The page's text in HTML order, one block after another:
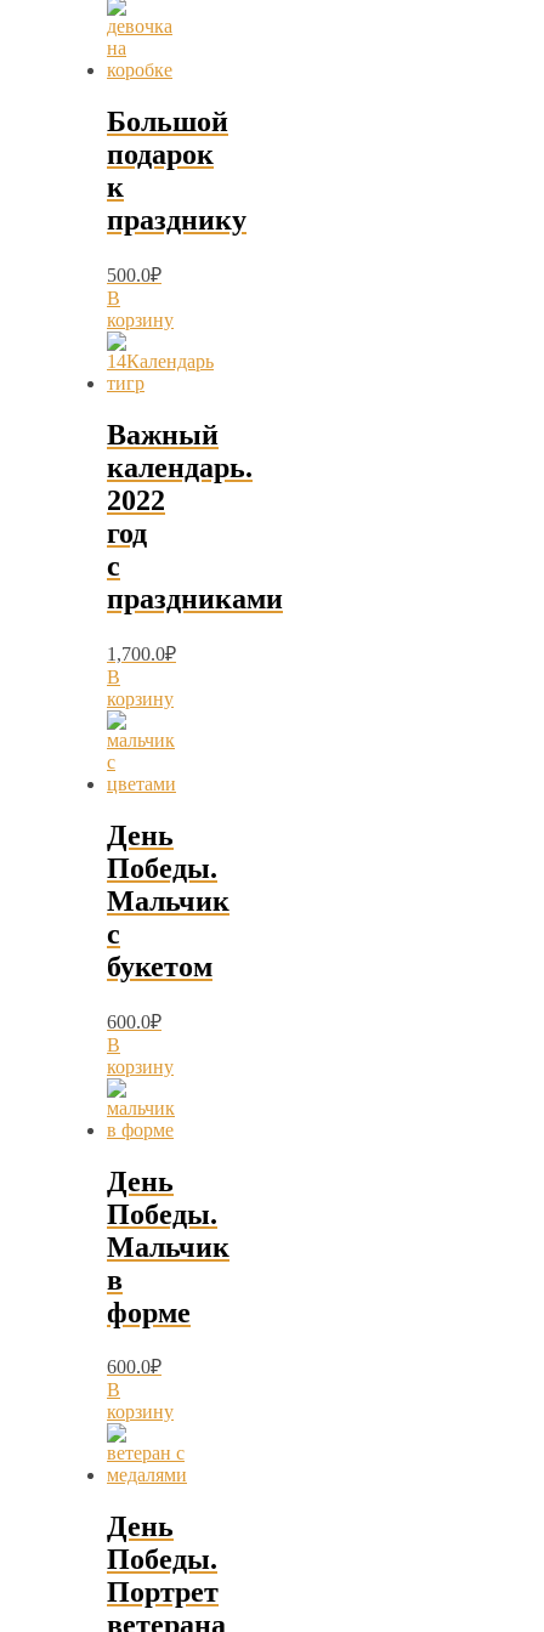
Большой
подарок
к
празднику
500.0₽
В
корзину
Важный
календарь.
2022
год
с
праздниками
1,700.0₽
В
корзину
День
Победы.
Мальчик
с
букетом
600.0₽
В
корзину
День
Победы.
Мальчик
в
форме
600.0₽
В
корзину
День
Победы.
Портрет
ветерана